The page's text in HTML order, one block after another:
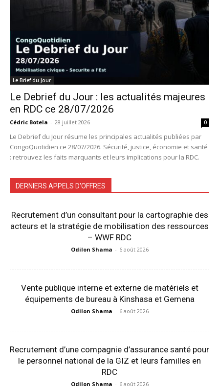
Le Brief du Jour
Le Debrief du Jour : les actualités majeures
en RDC ce 28/07/2026
Cédric Botela - 28 juillet 2026 0
Le Debrief du Jour résume les principales actualités publiées par
CongoQuotidien ce 28/07/2026. Sécurité, justice, économie et santé
: retrouvez les faits marquants et leurs implications pour la RDC.
DERNIERS APPELS D'OFFRES
Recrutement d’un consultant pour la cartographie des
acteurs et la stratégie de mobilisation des ressources
– WWF RDC
Odilon Shama - 6 août 2026
Vente publique interne et externe de matériels et
équipements de bureau à Kinshasa et Gemena
Odilon Shama - 6 août 2026
Recrutement d’une compagnie d’assurance santé pour
le personnel national de la GIZ et leurs familles en
RDC
Odilon Shama - 6 août 2026